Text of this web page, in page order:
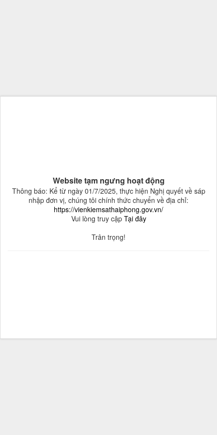
Website tạm ngưng hoạt động
Thông báo: Kể từ ngày 01/7/2025, thực hiện Nghị quyết về sáp
nhập đơn vị, chúng tôi chính thức chuyển về địa chỉ:
https://vienkiemsathaiphong.gov.vn/
Vui lòng truy cập Tại đây
Trân trọng!